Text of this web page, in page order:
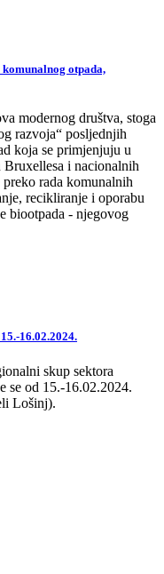
otpada,
modernog društva, stoga
razvoja“ posljednjih
koja se primjenjuju u
Bruxellesa i nacionalnih
rada komunalnih
recikliranje i oporabu
biootpada - njegovog
16.02.2024.
skup sektora
se od 15.-16.02.2024.
Lošinj).